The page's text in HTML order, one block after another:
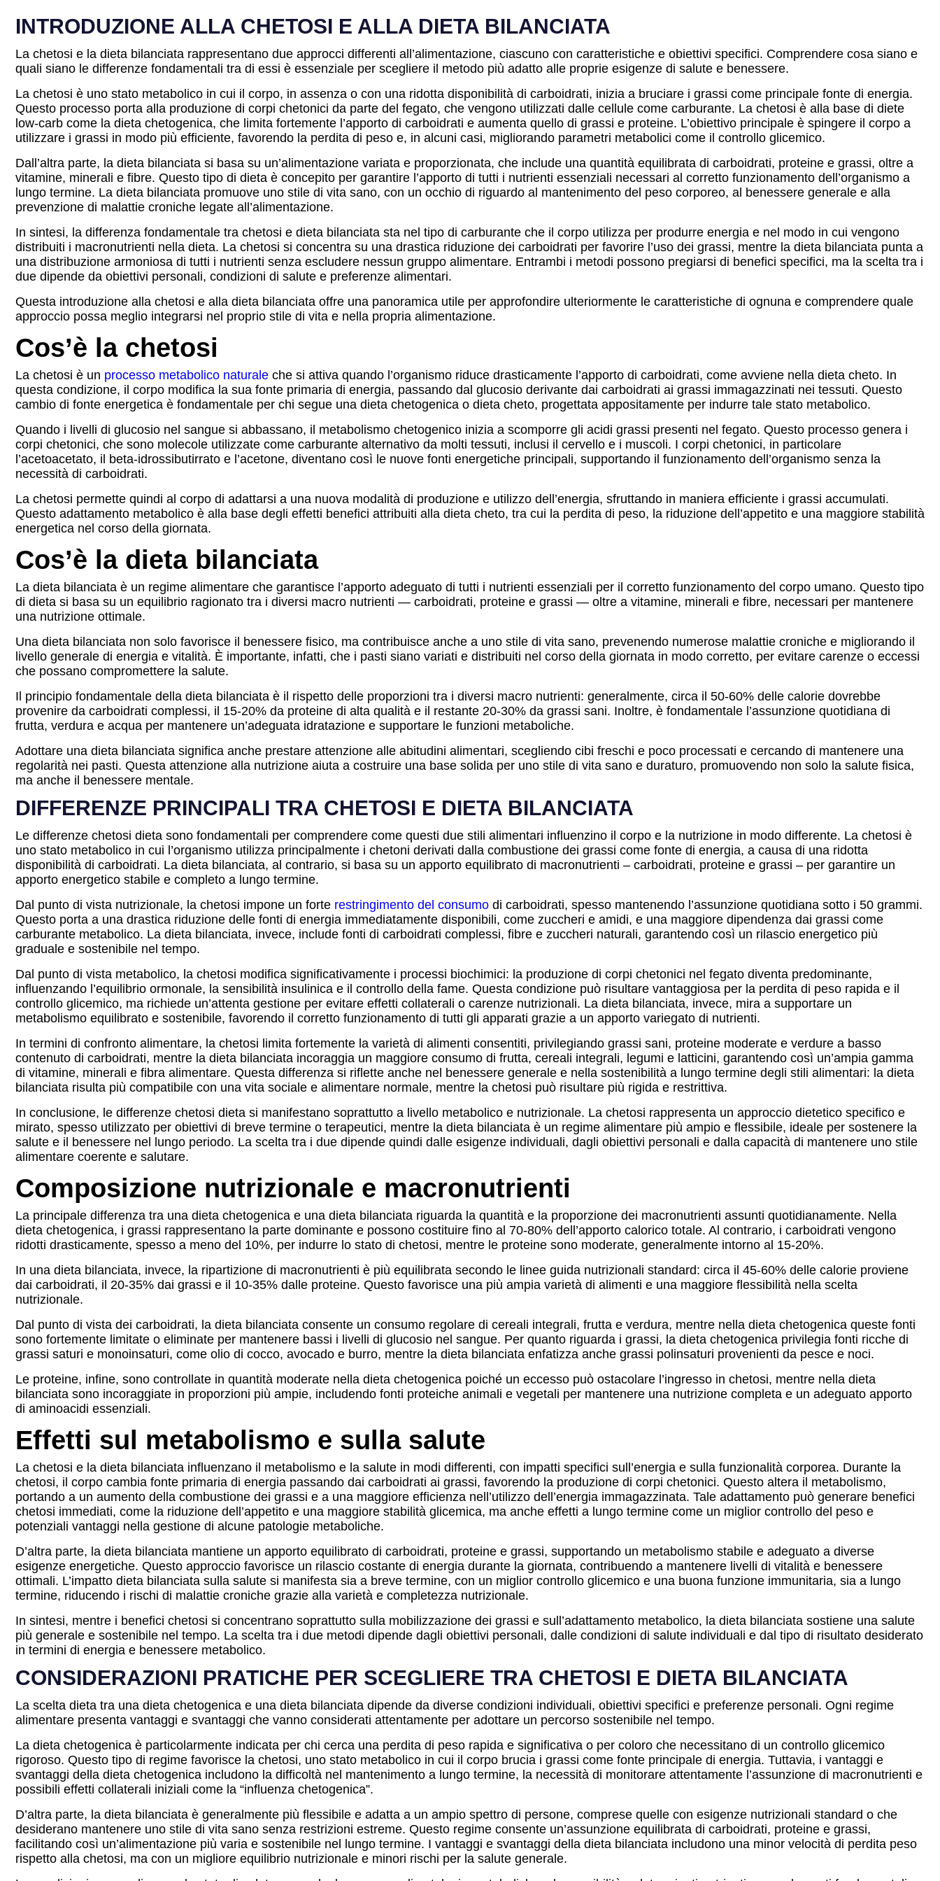
INTRODUZIONE ALLA CHETOSI E ALLA DIETA BILANCIATA
La chetosi e la dieta bilanciata rappresentano due approcci differenti all’alimentazione, ciascuno con caratteristiche e obiettivi specifici. Comprendere cosa siano e
quali siano le differenze fondamentali tra di essi è essenziale per scegliere il metodo più adatto alle proprie esigenze di salute e benessere.
La chetosi è uno stato metabolico in cui il corpo, in assenza o con una ridotta disponibilità di carboidrati, inizia a bruciare i grassi come principale fonte di energia.
Questo processo porta alla produzione di corpi chetonici da parte del fegato, che vengono utilizzati dalle cellule come carburante. La chetosi è alla base di diete
low-carb come la dieta chetogenica, che limita fortemente l’apporto di carboidrati e aumenta quello di grassi e proteine. L’obiettivo principale è spingere il corpo a
utilizzare i grassi in modo più efficiente, favorendo la perdita di peso e, in alcuni casi, migliorando parametri metabolici come il controllo glicemico.
Dall’altra parte, la dieta bilanciata si basa su un’alimentazione variata e proporzionata, che include una quantità equilibrata di carboidrati, proteine e grassi, oltre a
vitamine, minerali e fibre. Questo tipo di dieta è concepito per garantire l’apporto di tutti i nutrienti essenziali necessari al corretto funzionamento dell’organismo a
lungo termine. La dieta bilanciata promuove uno stile di vita sano, con un occhio di riguardo al mantenimento del peso corporeo, al benessere generale e alla
prevenzione di malattie croniche legate all’alimentazione.
In sintesi, la differenza fondamentale tra chetosi e dieta bilanciata sta nel tipo di carburante che il corpo utilizza per produrre energia e nel modo in cui vengono
distribuiti i macronutrienti nella dieta. La chetosi si concentra su una drastica riduzione dei carboidrati per favorire l’uso dei grassi, mentre la dieta bilanciata punta a
una distribuzione armoniosa di tutti i nutrienti senza escludere nessun gruppo alimentare. Entrambi i metodi possono pregiarsi di benefici specifici, ma la scelta tra i
due dipende da obiettivi personali, condizioni di salute e preferenze alimentari.
Questa introduzione alla chetosi e alla dieta bilanciata offre una panoramica utile per approfondire ulteriormente le caratteristiche di ognuna e comprendere quale
approccio possa meglio integrarsi nel proprio stile di vita e nella propria alimentazione.
Cos’è la chetosi
La chetosi è un processo metabolico naturale che si attiva quando l’organismo riduce drasticamente l’apporto di carboidrati, come avviene nella dieta cheto. In
questa condizione, il corpo modifica la sua fonte primaria di energia, passando dal glucosio derivante dai carboidrati ai grassi immagazzinati nei tessuti. Questo
cambio di fonte energetica è fondamentale per chi segue una dieta chetogenica o dieta cheto, progettata appositamente per indurre tale stato metabolico.
Quando i livelli di glucosio nel sangue si abbassano, il metabolismo chetogenico inizia a scomporre gli acidi grassi presenti nel fegato. Questo processo genera i
corpi chetonici, che sono molecole utilizzate come carburante alternativo da molti tessuti, inclusi il cervello e i muscoli. I corpi chetonici, in particolare
l’acetoacetato, il beta-idrossibutirrato e l’acetone, diventano così le nuove fonti energetiche principali, supportando il funzionamento dell’organismo senza la
necessità di carboidrati.
La chetosi permette quindi al corpo di adattarsi a una nuova modalità di produzione e utilizzo dell’energia, sfruttando in maniera efficiente i grassi accumulati.
Questo adattamento metabolico è alla base degli effetti benefici attribuiti alla dieta cheto, tra cui la perdita di peso, la riduzione dell’appetito e una maggiore stabilità
energetica nel corso della giornata.
Cos’è la dieta bilanciata
La dieta bilanciata è un regime alimentare che garantisce l’apporto adeguato di tutti i nutrienti essenziali per il corretto funzionamento del corpo umano. Questo tipo
di dieta si basa su un equilibrio ragionato tra i diversi macro nutrienti — carboidrati, proteine e grassi — oltre a vitamine, minerali e fibre, necessari per mantenere
una nutrizione ottimale.
Una dieta bilanciata non solo favorisce il benessere fisico, ma contribuisce anche a uno stile di vita sano, prevenendo numerose malattie croniche e migliorando il
livello generale di energia e vitalità. È importante, infatti, che i pasti siano variati e distribuiti nel corso della giornata in modo corretto, per evitare carenze o eccessi
che possano compromettere la salute.
Il principio fondamentale della dieta bilanciata è il rispetto delle proporzioni tra i diversi macro nutrienti: generalmente, circa il 50-60% delle calorie dovrebbe
provenire da carboidrati complessi, il 15-20% da proteine di alta qualità e il restante 20-30% da grassi sani. Inoltre, è fondamentale l’assunzione quotidiana di
frutta, verdura e acqua per mantenere un’adeguata idratazione e supportare le funzioni metaboliche.
Adottare una dieta bilanciata significa anche prestare attenzione alle abitudini alimentari, scegliendo cibi freschi e poco processati e cercando di mantenere una
regolarità nei pasti. Questa attenzione alla nutrizione aiuta a costruire una base solida per uno stile di vita sano e duraturo, promuovendo non solo la salute fisica,
ma anche il benessere mentale.
DIFFERENZE PRINCIPALI TRA CHETOSI E DIETA BILANCIATA
Le differenze chetosi dieta sono fondamentali per comprendere come questi due stili alimentari influenzino il corpo e la nutrizione in modo differente. La chetosi è
uno stato metabolico in cui l’organismo utilizza principalmente i chetoni derivati dalla combustione dei grassi come fonte di energia, a causa di una ridotta
disponibilità di carboidrati. La dieta bilanciata, al contrario, si basa su un apporto equilibrato di macronutrienti – carboidrati, proteine e grassi – per garantire un
apporto energetico stabile e completo a lungo termine.
Dal punto di vista nutrizionale, la chetosi impone un forte restringimento del consumo di carboidrati, spesso mantenendo l’assunzione quotidiana sotto i 50 grammi.
Questo porta a una drastica riduzione delle fonti di energia immediatamente disponibili, come zuccheri e amidi, e una maggiore dipendenza dai grassi come
carburante metabolico. La dieta bilanciata, invece, include fonti di carboidrati complessi, fibre e zuccheri naturali, garantendo così un rilascio energetico più
graduale e sostenibile nel tempo.
Dal punto di vista metabolico, la chetosi modifica significativamente i processi biochimici: la produzione di corpi chetonici nel fegato diventa predominante,
influenzando l’equilibrio ormonale, la sensibilità insulinica e il controllo della fame. Questa condizione può risultare vantaggiosa per la perdita di peso rapida e il
controllo glicemico, ma richiede un’attenta gestione per evitare effetti collaterali o carenze nutrizionali. La dieta bilanciata, invece, mira a supportare un
metabolismo equilibrato e sostenibile, favorendo il corretto funzionamento di tutti gli apparati grazie a un apporto variegato di nutrienti.
In termini di confronto alimentare, la chetosi limita fortemente la varietà di alimenti consentiti, privilegiando grassi sani, proteine moderate e verdure a basso
contenuto di carboidrati, mentre la dieta bilanciata incoraggia un maggiore consumo di frutta, cereali integrali, legumi e latticini, garantendo così un’ampia gamma
di vitamine, minerali e fibra alimentare. Questa differenza si riflette anche nel benessere generale e nella sostenibilità a lungo termine degli stili alimentari: la dieta
bilanciata risulta più compatibile con una vita sociale e alimentare normale, mentre la chetosi può risultare più rigida e restrittiva.
In conclusione, le differenze chetosi dieta si manifestano soprattutto a livello metabolico e nutrizionale. La chetosi rappresenta un approccio dietetico specifico e
mirato, spesso utilizzato per obiettivi di breve termine o terapeutici, mentre la dieta bilanciata è un regime alimentare più ampio e flessibile, ideale per sostenere la
salute e il benessere nel lungo periodo. La scelta tra i due dipende quindi dalle esigenze individuali, dagli obiettivi personali e dalla capacità di mantenere uno stile
alimentare coerente e salutare.
Composizione nutrizionale e macronutrienti
La principale differenza tra una dieta chetogenica e una dieta bilanciata riguarda la quantità e la proporzione dei macronutrienti assunti quotidianamente. Nella
dieta chetogenica, i grassi rappresentano la parte dominante e possono costituire fino al 70-80% dell’apporto calorico totale. Al contrario, i carboidrati vengono
ridotti drasticamente, spesso a meno del 10%, per indurre lo stato di chetosi, mentre le proteine sono moderate, generalmente intorno al 15-20%.
In una dieta bilanciata, invece, la ripartizione di macronutrienti è più equilibrata secondo le linee guida nutrizionali standard: circa il 45-60% delle calorie proviene
dai carboidrati, il 20-35% dai grassi e il 10-35% dalle proteine. Questo favorisce una più ampia varietà di alimenti e una maggiore flessibilità nella scelta
nutrizionale.
Dal punto di vista dei carboidrati, la dieta bilanciata consente un consumo regolare di cereali integrali, frutta e verdura, mentre nella dieta chetogenica queste fonti
sono fortemente limitate o eliminate per mantenere bassi i livelli di glucosio nel sangue. Per quanto riguarda i grassi, la dieta chetogenica privilegia fonti ricche di
grassi saturi e monoinsaturi, come olio di cocco, avocado e burro, mentre la dieta bilanciata enfatizza anche grassi polinsaturi provenienti da pesce e noci.
Le proteine, infine, sono controllate in quantità moderate nella dieta chetogenica poiché un eccesso può ostacolare l’ingresso in chetosi, mentre nella dieta
bilanciata sono incoraggiate in proporzioni più ampie, includendo fonti proteiche animali e vegetali per mantenere una nutrizione completa e un adeguato apporto
di aminoacidi essenziali.
Effetti sul metabolismo e sulla salute
La chetosi e la dieta bilanciata influenzano il metabolismo e la salute in modi differenti, con impatti specifici sull’energia e sulla funzionalità corporea. Durante la
chetosi, il corpo cambia fonte primaria di energia passando dai carboidrati ai grassi, favorendo la produzione di corpi chetonici. Questo altera il metabolismo,
portando a un aumento della combustione dei grassi e a una maggiore efficienza nell’utilizzo dell’energia immagazzinata. Tale adattamento può generare benefici
chetosi immediati, come la riduzione dell’appetito e una maggiore stabilità glicemica, ma anche effetti a lungo termine come un miglior controllo del peso e
potenziali vantaggi nella gestione di alcune patologie metaboliche.
D’altra parte, la dieta bilanciata mantiene un apporto equilibrato di carboidrati, proteine e grassi, supportando un metabolismo stabile e adeguato a diverse
esigenze energetiche. Questo approccio favorisce un rilascio costante di energia durante la giornata, contribuendo a mantenere livelli di vitalità e benessere
ottimali. L’impatto dieta bilanciata sulla salute si manifesta sia a breve termine, con un miglior controllo glicemico e una buona funzione immunitaria, sia a lungo
termine, riducendo i rischi di malattie croniche grazie alla varietà e completezza nutrizionale.
In sintesi, mentre i benefici chetosi si concentrano soprattutto sulla mobilizzazione dei grassi e sull’adattamento metabolico, la dieta bilanciata sostiene una salute
più generale e sostenibile nel tempo. La scelta tra i due metodi dipende dagli obiettivi personali, dalle condizioni di salute individuali e dal tipo di risultato desiderato
in termini di energia e benessere metabolico.
CONSIDERAZIONI PRATICHE PER SCEGLIERE TRA CHETOSI E DIETA BILANCIATA
La scelta dieta tra una dieta chetogenica e una dieta bilanciata dipende da diverse condizioni individuali, obiettivi specifici e preferenze personali. Ogni regime
alimentare presenta vantaggi e svantaggi che vanno considerati attentamente per adottare un percorso sostenibile nel tempo.
La dieta chetogenica è particolarmente indicata per chi cerca una perdita di peso rapida e significativa o per coloro che necessitano di un controllo glicemico
rigoroso. Questo tipo di regime favorisce la chetosi, uno stato metabolico in cui il corpo brucia i grassi come fonte principale di energia. Tuttavia, i vantaggi e
svantaggi della dieta chetogenica includono la difficoltà nel mantenimento a lungo termine, la necessità di monitorare attentamente l’assunzione di macronutrienti e
possibili effetti collaterali iniziali come la “influenza chetogenica”.
D’altra parte, la dieta bilanciata è generalmente più flessibile e adatta a un ampio spettro di persone, comprese quelle con esigenze nutrizionali standard o che
desiderano mantenere uno stile di vita sano senza restrizioni estreme. Questo regime consente un’assunzione equilibrata di carboidrati, proteine e grassi,
facilitando così un’alimentazione più varia e sostenibile nel lungo termine. I vantaggi e svantaggi della dieta bilanciata includono una minor velocità di perdita peso
rispetto alla chetosi, ma con un migliore equilibrio nutrizionale e minori rischi per la salute generale.